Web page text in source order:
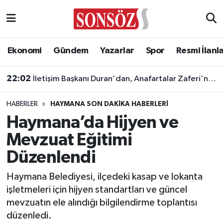
Ekonomi Gündem Yazarlar Spor Resmi
22:02 İletişim Başkanı Duran'dan, Anafartalar Zaferi'nin 111. yıl dönümü paylaşımı!
HABERLER HAYMANA SON DAKIKA HABERLERI
Haymana’da Hijyen ve
Mevzuat Eğitimi
Düzenlendi
Haymana Belediyesi, ilçedeki kasap ve lokanta
işletmeleri için hijyen standartları ve güncel
mevzuatın ele alındığı bilgilendirme toplantısı
düzenledi.
Asayiş
Çevre
Diğer
Dünya
Eğitim
Ankara Nöbetçi Eczaneler
Ankara Trafik Yoğunluk Haritası
Süper Lig Puan Durumu ve Fikstür
Tüm Manşetler
Son Dakika Haberleri
Haber Arşivi